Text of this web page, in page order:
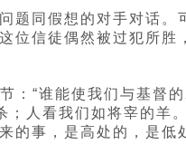
题同假想的对手对话
位信徒偶然被过犯所
：“谁能使我们与基督
；人看我们如将宰的羊
的事，是高处的，是